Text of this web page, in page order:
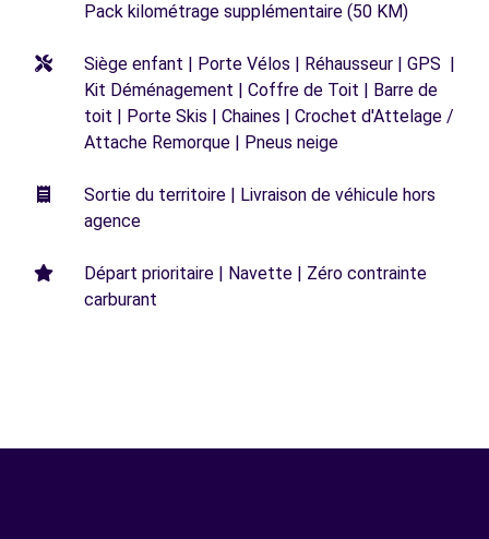
Pack kilométrage supplémentaire (50 KM)
Siège enfant | Porte Vélos | Réhausseur | GPS |
Kit Déménagement | Coffre de Toit | Barre de
toit | Porte Skis | Chaines | Crochet d'Attelage /
Attache Remorque | Pneus neige
Sortie du territoire | Livraison de véhicule hors
agence
Départ prioritaire | Navette | Zéro contrainte
carburant